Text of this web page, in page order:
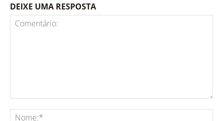
DEIXE UMA RESPOSTA